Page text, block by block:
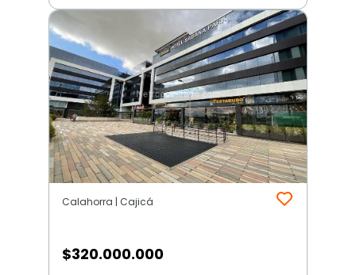
Calahorra | Cajicá
$320.000.000